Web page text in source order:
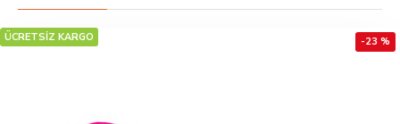
ÜCRETSİZ KARGO -23 %